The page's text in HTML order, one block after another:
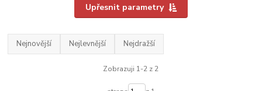
Upřesnit parametry
Nejnovější Nejlevnější Nejdražší
Zobrazuji 1-2 z 2